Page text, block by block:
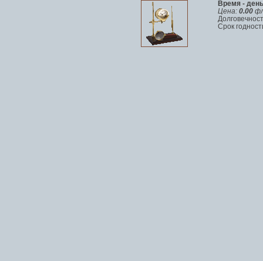
Время -
Цена: 0.00
Срок